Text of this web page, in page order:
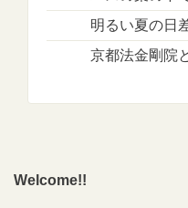
明るい夏の日
京都法金剛院
Welcome!!